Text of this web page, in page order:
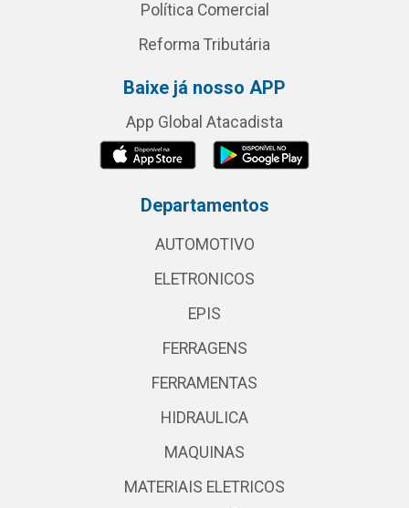
Política Comercial
Reforma Tributária
Baixe já nosso APP
App Global Atacadista
Departamentos
AUTOMOTIVO
ELETRONICOS
EPIS
FERRAGENS
FERRAMENTAS
HIDRAULICA
MAQUINAS
MATERIAIS ELETRICOS